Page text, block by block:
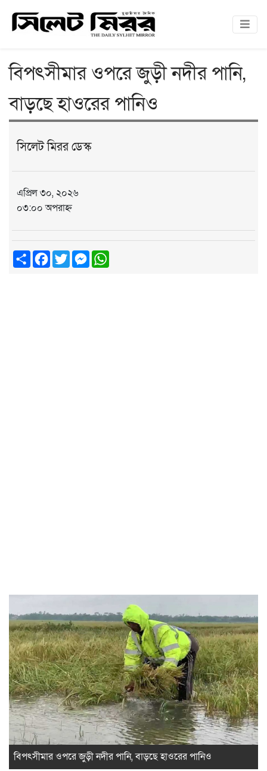
বিপৎসীমার ওপরে জুড়ী নদীর পানি,
বাড়ছে হাওরের পানিও
সিলেট মিরর ডেস্ক
এপ্রিল ৩০, ২০২৬
০৩:০০ অপরাহ্ন
ShareFacebook
TwitterMessenger
বিপৎসীমার ওপরে জুড়ী নদীর পানি, বাড়ছে হাওরের পানিও